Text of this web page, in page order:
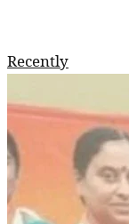
Recently